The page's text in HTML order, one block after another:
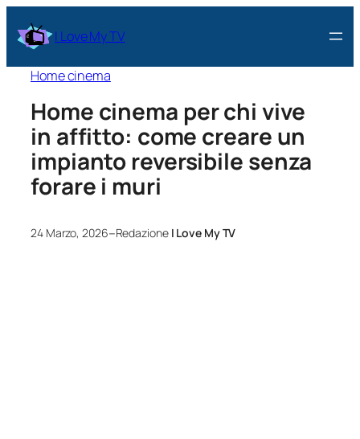
I Love My TV
Home cinema
Home cinema per chi vive
in affitto: come creare un
impianto reversibile senza
forare i muri
24 Marzo, 2026–Redazione I Love My TV